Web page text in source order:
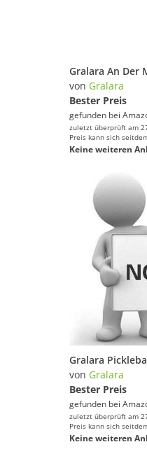
von Gralara
Bester Preis
gefunden bei
zuletzt überprüft am
Preis kann sich
Keine weiteren
von Gralara
Bester Preis
gefunden bei
zuletzt überprüft am
Preis kann sich
Keine weiteren